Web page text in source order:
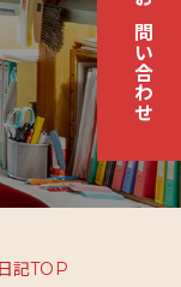
お
問
い
合
わせ
記TOP